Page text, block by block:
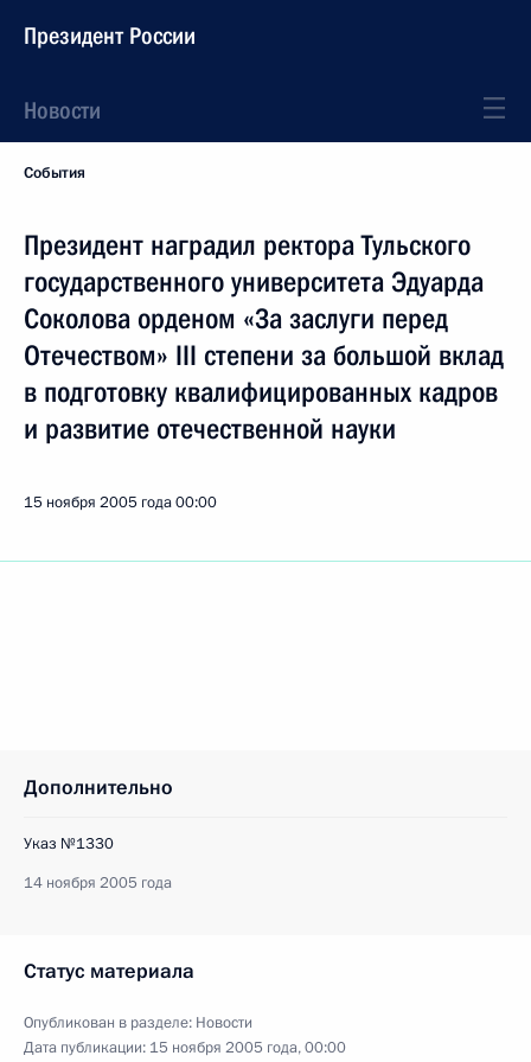
Президент России
Новости
События
Президент наградил ректора Тульского
государственного университета Эдуарда
Соколова орденом «За заслуги перед
Отечеством» III степени за большой вклад
в подготовку квалифицированных кадров
и развитие отечественной науки
15 ноября 2005 года00:00
Дополнительно
Указ №1330
14 ноября 2005 года
Статус материала
Опубликован в разделе: Новости
Дата публикации: 15 ноября 2005 года, 00:00